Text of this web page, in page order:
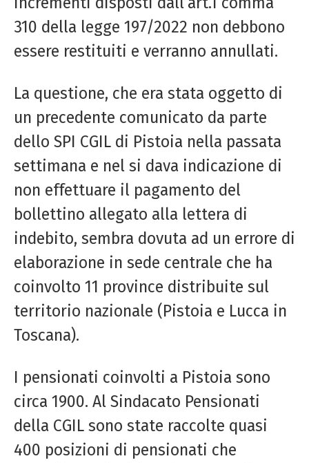
310 della legge 197/2022 non debbono
essere restituiti e verranno annullati.
La questione, che era stata oggetto di
un precedente comunicato da parte
dello SPI CGIL di Pistoia nella passata
settimana e nel si dava indicazione di
non effettuare il pagamento del
bollettino allegato alla lettera di
indebito, sembra dovuta ad un errore di
elaborazione in sede centrale che ha
coinvolto 11 province distribuite sul
territorio nazionale (Pistoia e Lucca in
Toscana).
I pensionati coinvolti a Pistoia sono
circa 1900. Al Sindacato Pensionati
della CGIL sono state raccolte quasi
400 posizioni di pensionati che